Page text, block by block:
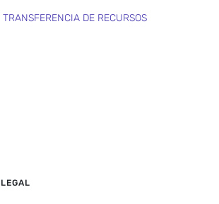
TRANSFERENCIA DE RECURSOS